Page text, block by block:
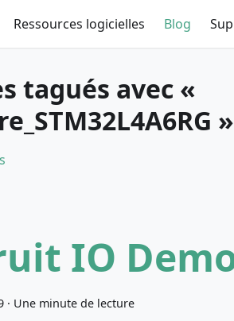
Ressources logicielles Blog
tagués avec «
»
IO
· Une minute de lecture